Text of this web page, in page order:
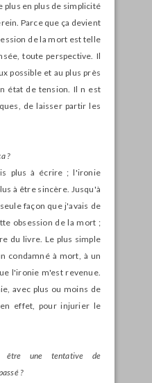
plus en plus de simplicité
Parce que ça devient
de la mort est telle
toute perspective. Il
possible et au plus près
état de tension. Il n est
de laisser partir les
?
plus à écrire ; l'ironie
à être sincère. Jusqu'à
façon que j'avais de
obsession de la mort ;
du livre. Le plus simple
condamné à mort, à un
l'ironie m'est revenue.
avec plus ou moins de
effet, pour injurier le
être une tentative de
?